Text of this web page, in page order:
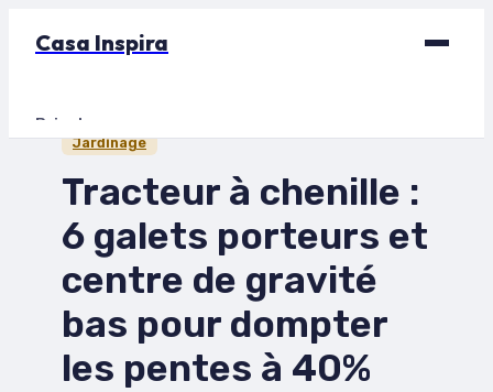
Casa Inspira
Bricolage
Jardinage
Jardinage
Tracteur à chenille :
6 galets porteurs et
centre de gravité
bas pour dompter
les pentes à 40%